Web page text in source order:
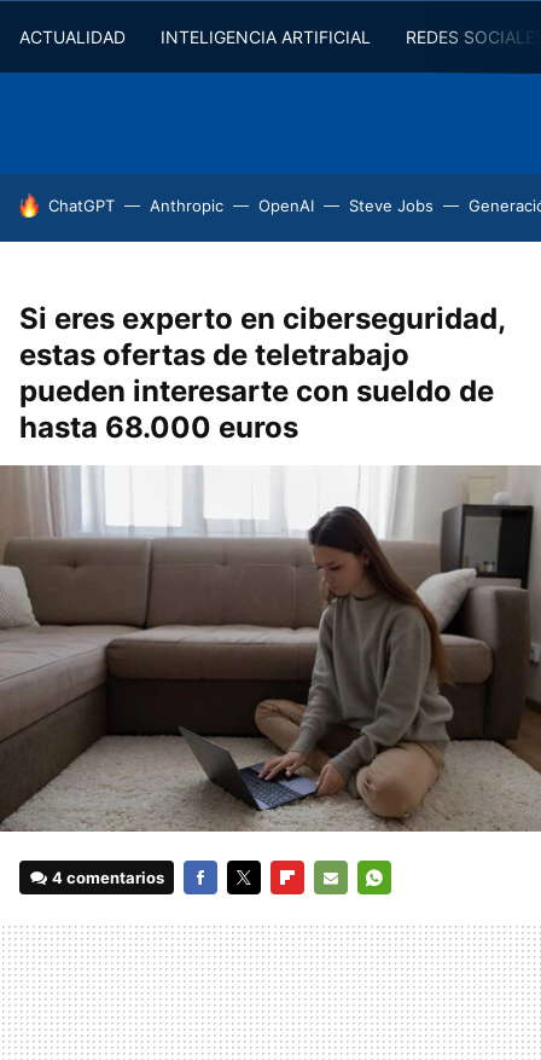
ACTUALIDAD INTELIGENCIA ARTIFICIAL REDES
HOY SE HABLA DE
ChatGPT Anthropic OpenAI Steve Jobs
Si eres experto en ciberseguridad,
estas ofertas de teletrabajo
pueden interesarte con sueldo de
hasta 68.000 euros
4 comentarios
MAIL